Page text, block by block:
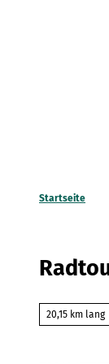
Startseite
20,15 km lang